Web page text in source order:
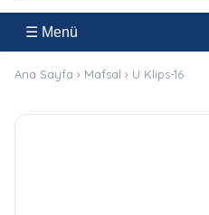
☰ Menü
Ana Sayfa › Mafsal › U Klips-16